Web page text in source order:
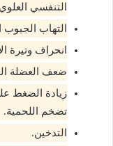
التنفسي
التهاب الجيوب
انحراف وتيرة
ضعف العضلة
زيادة الضغط
تضخم اللحمية.
التدخين.